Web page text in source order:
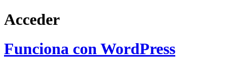
Acceder
Funciona con WordPress